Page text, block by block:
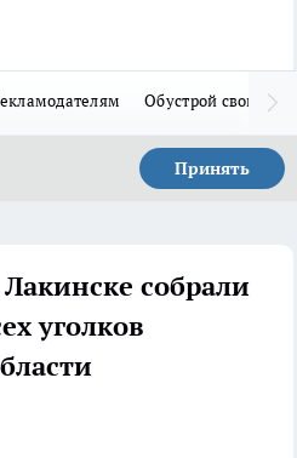
Обустрой свой дом
Принять
собрали
уголков